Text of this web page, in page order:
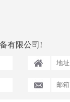
有限公司!